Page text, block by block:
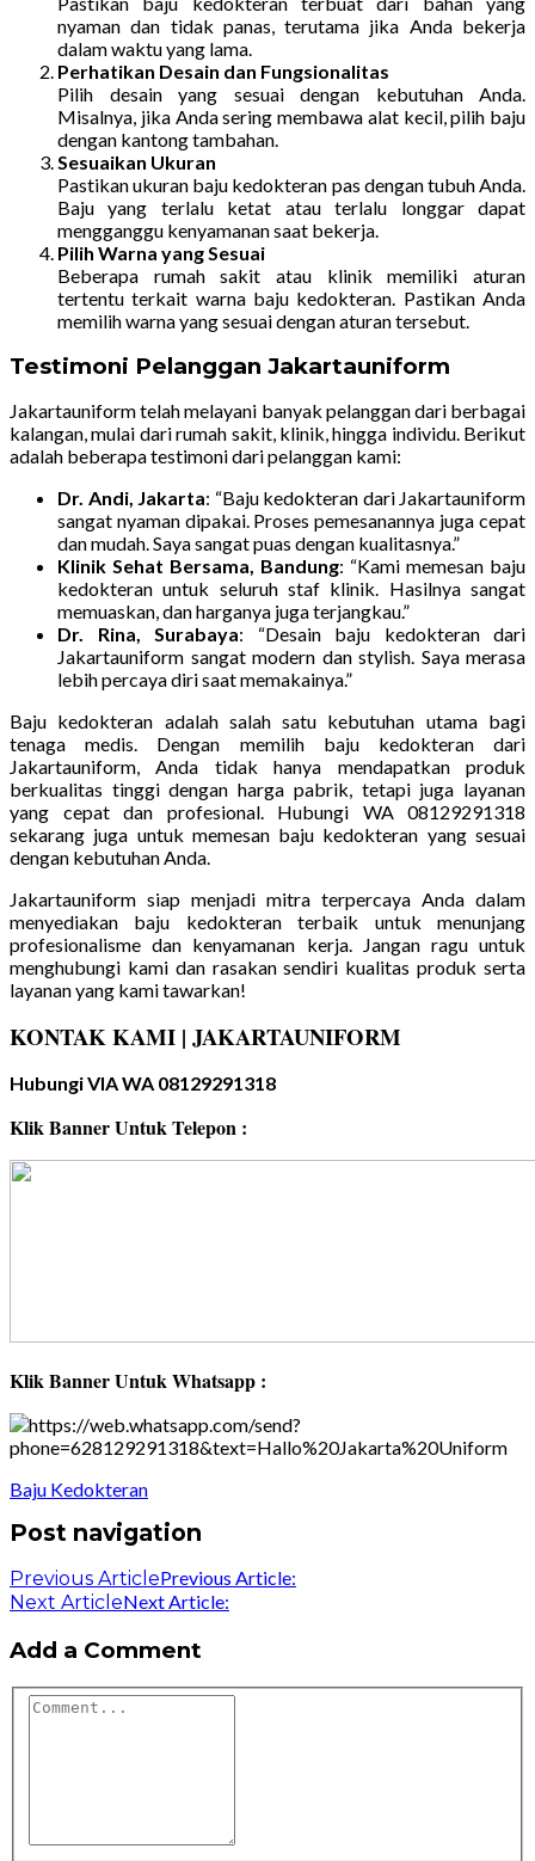
nyaman dan tidak panas, terutama jika Anda bekerja
dalam waktu yang lama.
Perhatikan Desain dan Fungsionalitas
Pilih desain yang sesuai dengan kebutuhan Anda.
Misalnya, jika Anda sering membawa alat kecil, pilih baju
dengan kantong tambahan.
Sesuaikan Ukuran
Pastikan ukuran baju kedokteran pas dengan tubuh Anda.
Baju yang terlalu ketat atau terlalu longgar dapat
mengganggu kenyamanan saat bekerja.
Pilih Warna yang Sesuai
Beberapa rumah sakit atau klinik memiliki aturan
tertentu terkait warna baju kedokteran. Pastikan Anda
memilih warna yang sesuai dengan aturan tersebut.
Testimoni Pelanggan Jakartauniform
Jakartauniform telah melayani banyak pelanggan dari berbagai
kalangan, mulai dari rumah sakit, klinik, hingga individu. Berikut
adalah beberapa testimoni dari pelanggan kami:
Dr. Andi, Jakarta: “Baju kedokteran dari Jakartauniform
sangat nyaman dipakai. Proses pemesanannya juga cepat
dan mudah. Saya sangat puas dengan kualitasnya.”
Klinik Sehat Bersama, Bandung: “Kami memesan baju
kedokteran untuk seluruh staf klinik. Hasilnya sangat
memuaskan, dan harganya juga terjangkau.”
Dr. Rina, Surabaya: “Desain baju kedokteran dari
Jakartauniform sangat modern dan stylish. Saya merasa
lebih percaya diri saat memakainya.”
Baju kedokteran adalah salah satu kebutuhan utama bagi
tenaga medis. Dengan memilih baju kedokteran dari
Jakartauniform, Anda tidak hanya mendapatkan produk
berkualitas tinggi dengan harga pabrik, tetapi juga layanan
yang cepat dan profesional. Hubungi WA 08129291318
sekarang juga untuk memesan baju kedokteran yang sesuai
dengan kebutuhan Anda.
Jakartauniform siap menjadi mitra terpercaya Anda dalam
menyediakan baju kedokteran terbaik untuk menunjang
profesionalisme dan kenyamanan kerja. Jangan ragu untuk
menghubungi kami dan rasakan sendiri kualitas produk serta
layanan yang kami tawarkan!
KONTAK KAMI | JAKARTAUNIFORM
Hubungi VIA WA 08129291318
Klik Banner Untuk Telepon :
Klik Banner Untuk Whatsapp :
Baju Kedokteran
Post navigation
Previous ArticlePrevious Article:
Next ArticleNext Article:
Add a Comment